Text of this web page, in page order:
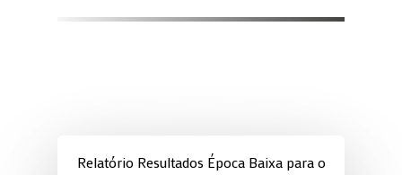
Relatório Resultados Época Baixa para o